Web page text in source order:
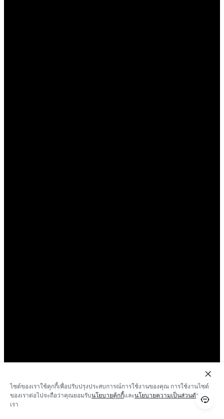
ไซต์ของเราใช้คุกกี้เพื่อปรับปรุงประสบการณ์การใช้งานของคุณ การใช้งานไซต์
ของเราต่อไปจะถือว่าคุณยอมรับนโยบายคุ้กกี้และนโยบายความเป็นส่วนตัว ของ
เรา